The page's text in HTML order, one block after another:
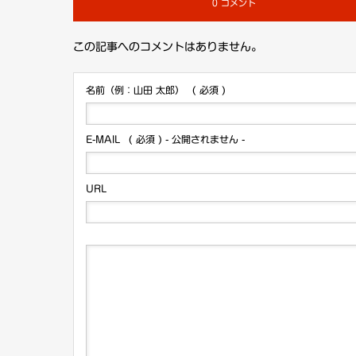
0 コメント
この記事へのコメントはありません。
名前（例：山田 太郎） ( 必須 )
E-MAIL ( 必須 ) - 公開されません -
URL